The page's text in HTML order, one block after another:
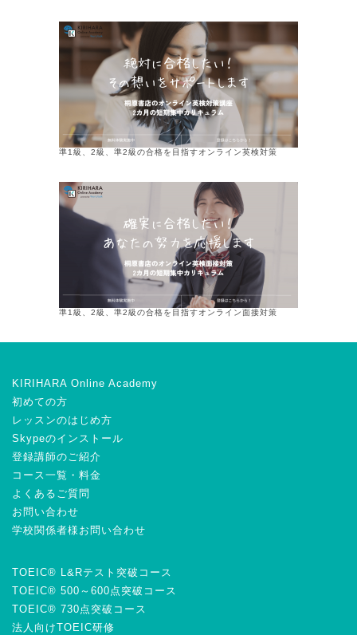
準1級、2級、準2級の合格を目指すオンライン英検対策
準1級、2級、準2級の合格を目指すオンライン面接対策
KIRIHARA Online Academy
初めての方
レッスンのはじめ方
Skypeのインストール
登録講師のご紹介
コース一覧・料金
よくあるご質問
お問い合わせ
学校関係者様お問い合わせ
TOEIC® L&Rテスト突破コース
TOEIC® 500～600点突破コース
TOEIC® 730点突破コース
法人向けTOEIC研修